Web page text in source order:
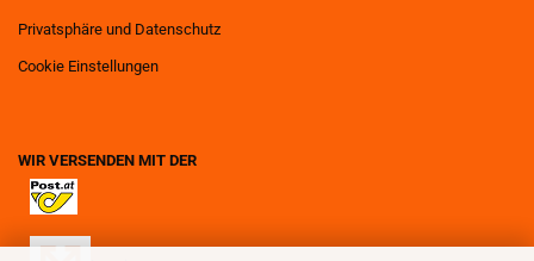
Privatsphäre und Datenschutz
Cookie Einstellungen
WIR VERSENDEN MIT DER